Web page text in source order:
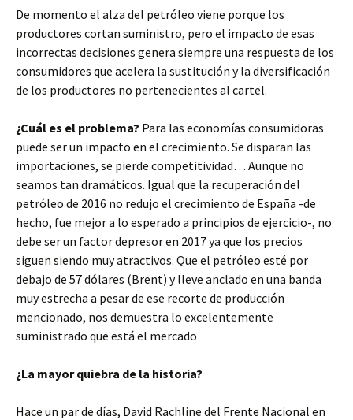
De momento el alza del petróleo viene porque los
productores cortan suministro, pero el impacto de esas
incorrectas decisiones genera siempre una respuesta de los
consumidores que acelera la sustitución y la diversificación
de los productores no pertenecientes al cartel.
¿Cuál es el problema? Para las economías consumidoras
puede ser un impacto en el crecimiento. Se disparan las
importaciones, se pierde competitividad… Aunque no
seamos tan dramáticos. Igual que la recuperación del
petróleo de 2016 no redujo el crecimiento de España -de
hecho, fue mejor a lo esperado a principios de ejercicio-, no
debe ser un factor depresor en 2017 ya que los precios
siguen siendo muy atractivos. Que el petróleo esté por
debajo de 57 dólares (Brent) y lleve anclado en una banda
muy estrecha a pesar de ese recorte de producción
mencionado, nos demuestra lo excelentemente
suministrado que está el mercado
¿La mayor quiebra de la historia?
Hace un par de días, David Rachline del Frente Nacional en